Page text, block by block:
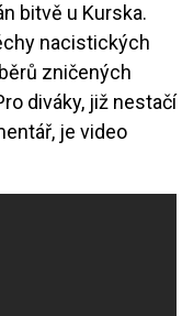
bitvě u Kurska.
nacistických
zničených
diváky, již nestačí
je video